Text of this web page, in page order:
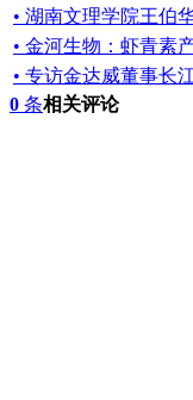
• 湖南文理学院王伯
• 金河生物：虾青素
• 专访金达威董事长
0 条相关评论